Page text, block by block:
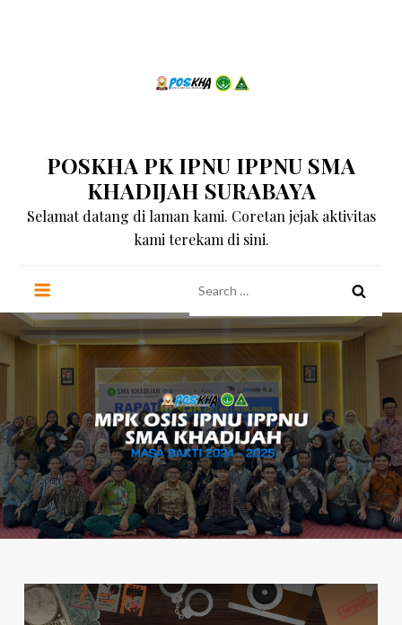
POSKHA PK IPNU IPPNU SMA
KHADIJAH SURABAYA
Selamat datang di laman kami. Coretan jejak aktivitas
kami terekam di sini.
for: